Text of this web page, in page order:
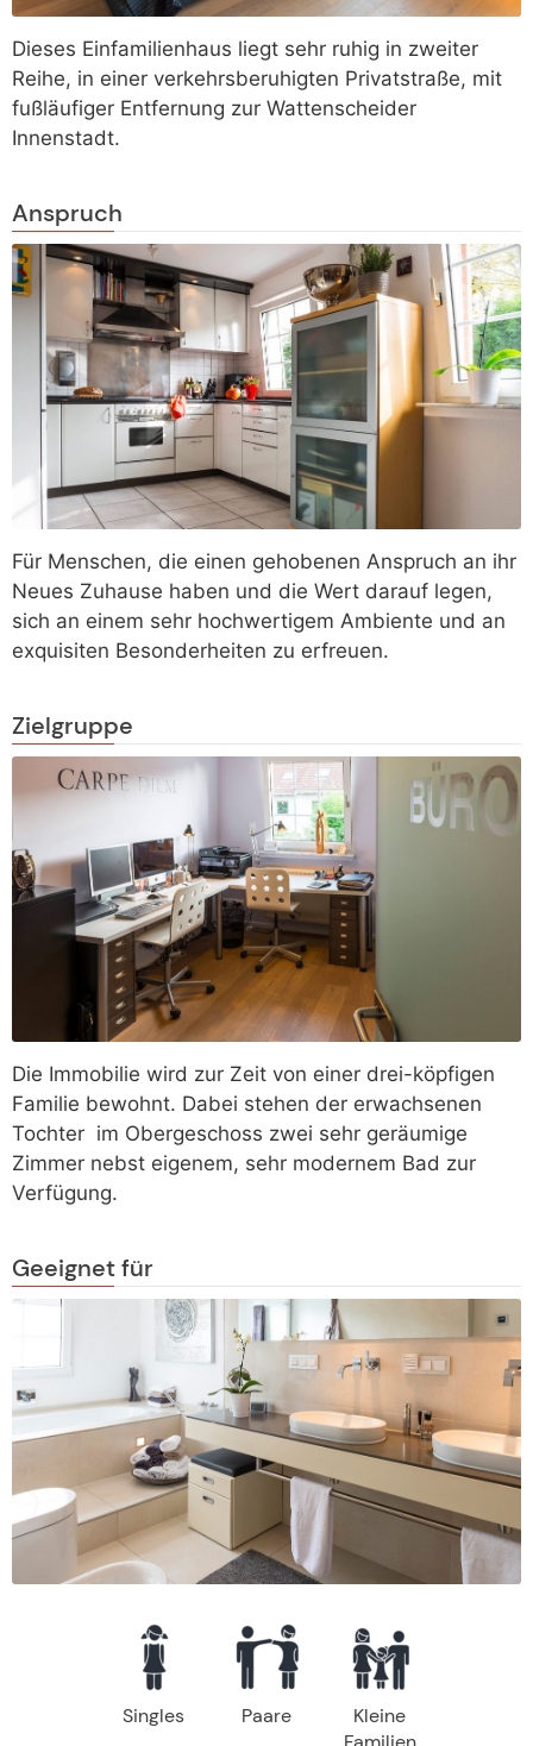
Dieses Einfamilienhaus liegt sehr ruhig in zweiter
Reihe, in einer verkehrsberuhigten Privatstraße, mit
fußläufiger Entfernung zur Wattenscheider
Innenstadt.
Anspruch
Für Menschen, die einen gehobenen Anspruch an ihr
Neues Zuhause haben und die Wert darauf legen,
sich an einem sehr hochwertigem Ambiente und an
exquisiten Besonderheiten zu erfreuen.
Zielgruppe
Die Immobilie wird zur Zeit von einer drei-köpfigen
Familie bewohnt. Dabei stehen der erwachsenen
Tochter im Obergeschoss zwei sehr geräumige
Zimmer nebst eigenem, sehr modernem Bad zur
Verfügung.
Geeignet für
Singles Paare
Kleine